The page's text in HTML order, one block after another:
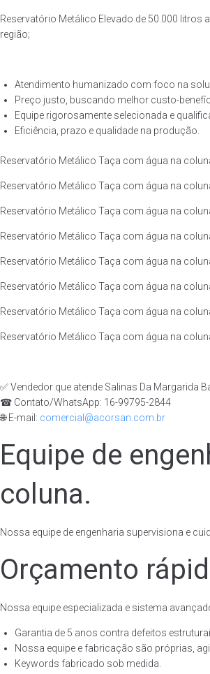
Reservatório Metálico Elevado de 50.000 litros
região;
Atendimento humanizado com foco na
Preço justo, buscando melhor custo-
Equipe rigorosamente selecionada e
Eficiência, prazo e qualidade na produção.
Reservatório Metálico Taça com água na
Reservatório Metálico Taça com água na
Reservatório Metálico Taça com água na
Reservatório Metálico Taça com água na
Reservatório Metálico Taça com água na
Reservatório Metálico Taça com água na
Reservatório Metálico Taça com água na
Reservatório Metálico Taça com água na
✅ Vendedor que atende Salinas Da Margarida
☎ Contato/WhatsApp: 16-99795-2844
🌐 E-mail: comercial@acorsan.com.br
Equipe de
coluna.
Nossa equipe de engenharia supervisiona e
Orçamento
Nossa equipe especializada e sistema
Garantia de 5 anos contra defeitos
Nossa equipe e fabricação são próprias,
Keywords fabricado sob medida.